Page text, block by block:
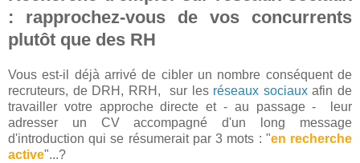
: rapprochez-vous de vos concurrents
plutôt que des RH
Vous est-il déjà arrivé de cibler un nombre conséquent de
recruteurs, de DRH, RRH, sur les réseaux sociauxafin de
travailler votre approche directe et - au passage - leur
adresser un CV accompagné d'un long message
d'introduction qui se résumerait par 3 mots : "en recherche
active"...?